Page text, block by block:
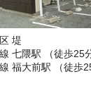
堤
七隈駅 （徒歩25分
福大前駅 （徒歩